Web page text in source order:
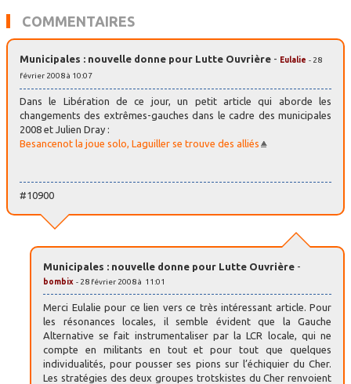
COMMENTAIRES
Municipales : nouvelle donne pour Lutte Ouvrière - Eulalie - 28
février 2008 à 10:07
Dans le Libération de ce jour, un petit article qui aborde les
changements des extrêmes-gauches dans le cadre des municipales
2008 et Julien Dray :
Besancenot la joue solo, Laguiller se trouve des alliés
#10900
Municipales : nouvelle donne pour Lutte Ouvrière -
bombix - 28 février 2008 à 11:01
Merci Eulalie pour ce lien vers ce très intéressant article. Pour
les résonances locales, il semble évident que la Gauche
Alternative se fait instrumentaliser par la LCR locale, qui ne
compte en militants en tout et pour tout que quelques
individualités, pour pousser ses pions sur l’échiquier du Cher.
Les stratégies des deux groupes trotskistes du Cher renvoient